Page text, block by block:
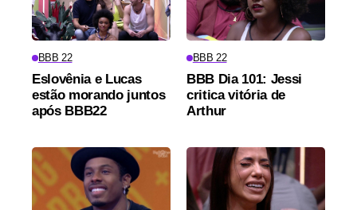
BBB 22
Eslovênia e Lucas
estão morando juntos
após BBB22
BBB 22
BBB Dia 101: Jessi
critica vitória de
Arthur